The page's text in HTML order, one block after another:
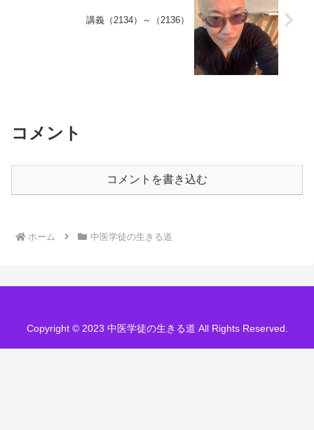
講義（2134）～（2136）
コメント
コメントを書き込む
ホーム 中医学徒の生きる道
Copyright © 2023 中医学徒の生きる道 All Rights Reserved.